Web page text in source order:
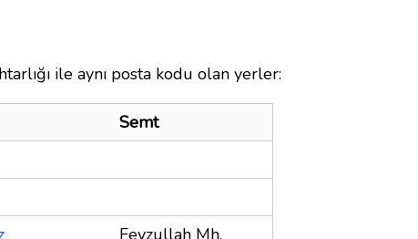
ile aynı posta kodu olan yerler:
Semt
Feyzullah Mh.